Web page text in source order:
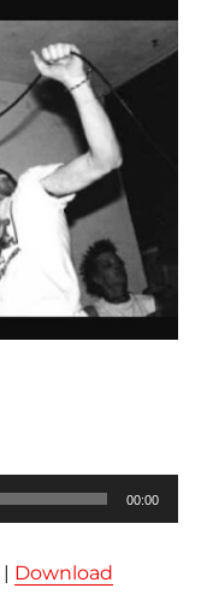
00:00
| Download